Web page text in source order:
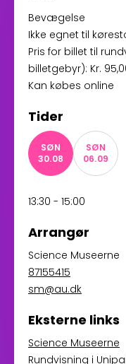
Bevægelse
Ikke egnet til
Pris for billet til
billetgebyr): Kr.
Kan købes online
Tider
SØN
30.08
SØN
06.09
13:30 - 15:00
Arrangør
Science Museerne
87155415
sm@au.dk
Eksterne links
Science Museerne
Rundvisning i